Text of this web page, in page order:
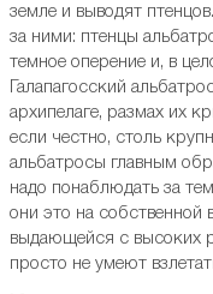
земле и выводят
за ними: птенцы
темное оперение и, в
Галапагосский
архипелаге, размах их
если честно, столь
альбатросы главным
надо понаблюдать за
они это на собственной
выдающейся с высоких
просто не умеют